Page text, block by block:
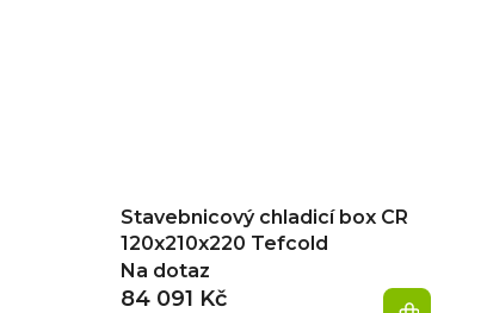
Stavebnicový chladicí box CR
120x210x220 Tefcold
Na dotaz
84 091 Kč